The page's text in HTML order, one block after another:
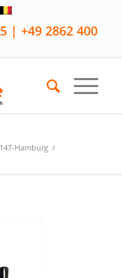
| +49 2862 400
147-Hamburg /